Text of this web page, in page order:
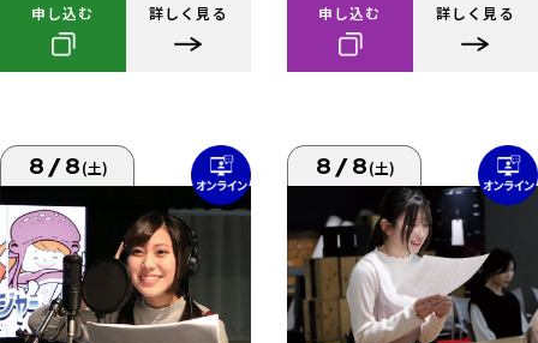
申し込む 詳しく見る 申し込む 詳しく見る
8/8(土) 8/8(土)